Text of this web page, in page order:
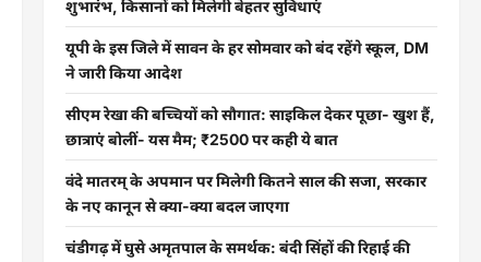
शुभारंभ, किसानों को मिलेगी बेहतर सुविधाएं
यूपी के इस जिले में सावन के हर सोमवार को बंद रहेंगे स्कूल, DM
ने जारी किया आदेश
सीएम रेखा की बच्चियों को सौगात: साइकिल देकर पूछा- खुश हैं,
छात्राएं बोलीं- यस मैम; ₹2500 पर कही ये बात
वंदे मातरम् के अपमान पर मिलेगी कितने साल की सजा, सरकार
के नए कानून से क्या-क्या बदल जाएगा
चंडीगढ़ में घुसे अमृतपाल के समर्थक: बंदी सिंहों की रिहाई की